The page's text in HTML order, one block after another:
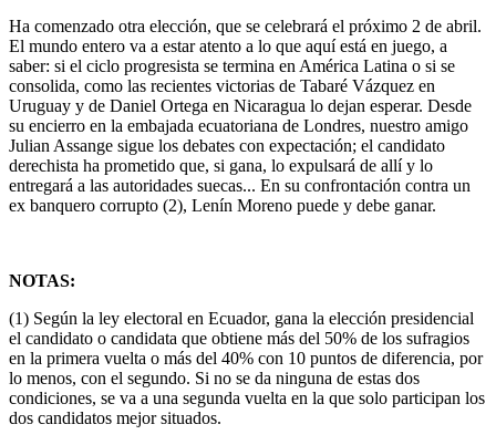
Ha comenzado otra elección, que se celebrará el próximo 2 de abril.
El mundo entero va a estar atento a lo que aquí está en juego, a
saber: si el ciclo progresista se termina en América Latina o si se
consolida, como las recientes victorias de Tabaré Vázquez en
Uruguay y de Daniel Ortega en Nicaragua lo dejan esperar. Desde
su encierro en la embajada ecuatoriana de Londres, nuestro amigo
Julian Assange sigue los debates con expectación; el candidato
derechista ha prometido que, si gana, lo expulsará de allí y lo
entregará a las autoridades suecas... En su confrontación contra un
ex banquero corrupto (2), Lenín Moreno puede y debe ganar.
NOTAS:
(1) Según la ley electoral en Ecuador, gana la elección presidencial
el candidato o candidata que obtiene más del 50% de los sufragios
en la primera vuelta o más del 40% con 10 puntos de diferencia, por
lo menos, con el segundo. Si no se da ninguna de estas dos
condiciones, se va a una segunda vuelta en la que solo participan los
dos candidatos mejor situados.